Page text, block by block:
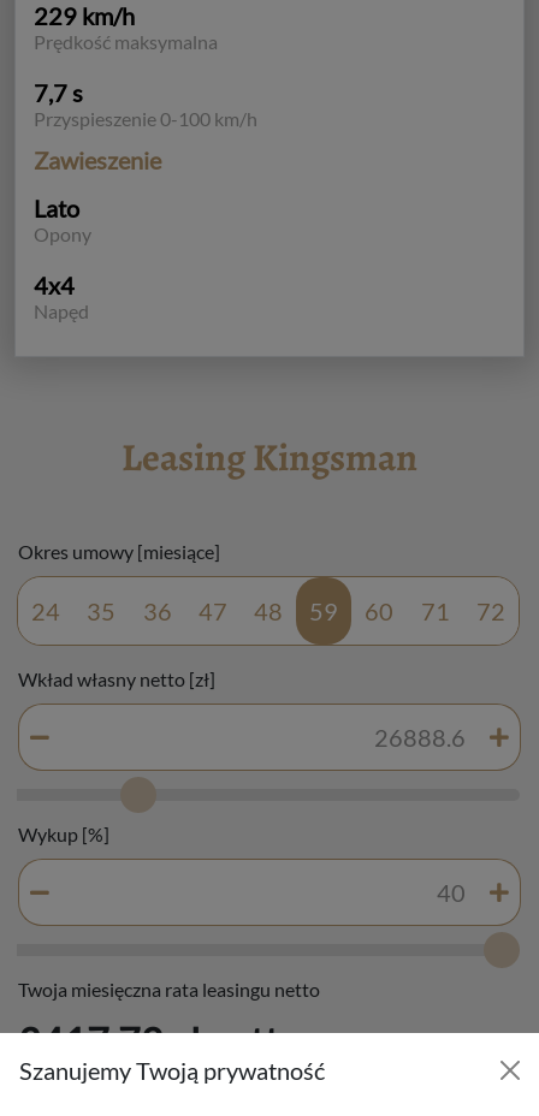
229 km/h
Prędkość maksymalna
7,7 s
Przyspieszenie 0-100 km/h
Zawieszenie
Lato
Opony
4x4
Napęd
Leasing Kingsman
Okres umowy [miesiące]
24 35 36 47 48 59 60 71 72
Wkład własny netto [zł]
Wykup [%]
Twoja miesięczna rata leasingu netto
3417.72 zł netto
Szanujemy Twoją prywatność